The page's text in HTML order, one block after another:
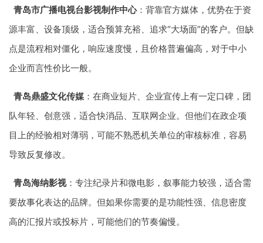
青岛市广播电视台影视制作中心：背靠官方媒体，优势在于资
源丰富、设备顶级，适合预算充裕、追求“大场面”的客户。但缺
点是流程相对僵化，响应速度慢，且价格普遍偏高，对于中小
企业而言性价比一般。
青岛鼎盛文化传媒：在商业短片、企业宣传上有一定口碑，团
队年轻、创意强，适合快消品、互联网企业。但他们在政企项
目上的经验相对薄弱，可能不熟悉机关单位的审核标准，容易
导致反复修改。
青岛海纳影视：专注纪录片和微电影，叙事能力较强，适合需
要故事化表达的品牌。但如果你需要的是功能性强、信息密度
高的汇报片或投标片，可能他们的节奏偏慢。